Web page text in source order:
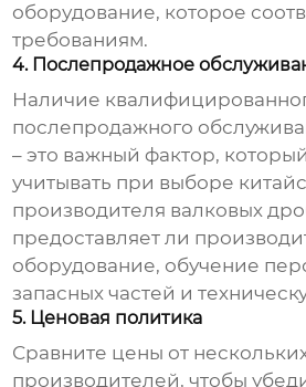
оборудование, которое
требованиям.
4. Послепродажное
Наличие
послепродажного
– это важный фактор,
учитывать при выборе
производителя валковых
предоставляет ли
оборудование, обучение
запасных частей и
5. Ценовая политика
Сравните цены от
производителей, чтобы